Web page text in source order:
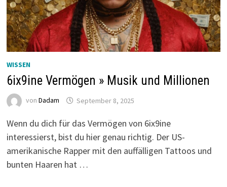
WISSEN
6ix9ine Vermögen » Musik und Millionen
von Dadam September 8, 2025
Wenn du dich für das Vermögen von 6ix9ine
interessierst, bist du hier genau richtig. Der US-
amerikanische Rapper mit den auffälligen Tattoos und
bunten Haaren hat …